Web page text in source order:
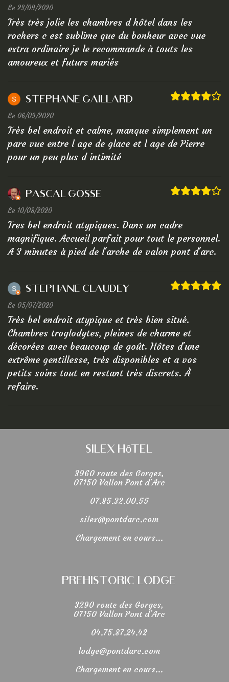
Le 23/09/2020
Très très jolie les chambres d hôtel dans les
rochers c est sublime que du bonheur avec vue
extra ordinaire je le recommande à touts les
amoureux et futurs mariés
Stephane GAILLARD
Le 06/09/2020
Très bel endroit et calme, manque simplement un
pare vue entre l age de glace et l age de Pierre
pour un peu plus d intimité
Pascal Gosse
Le 10/08/2020
Tres bel endroit atypiques. Dans un cadre
magnifique. Accueil parfait pour tout le personnel.
A 3 minutes à pied de l'arche de valon pont d'arc.
Stephane Claudey
Le 05/07/2020
Très bel endroit atypique et très bien situé.
Chambres troglodytes, pleines de charme et
décorées avec beaucoup de goût. Hôtes d'une
extrême gentillesse, très disponibles et a vos
petits soins tout en restant très discrets. À
refaire.
Silex Hôtel
3960 route des Gorges,
07150 Vallon Pont d'Arc
07.85.32.00.55
silex@pontdarc.com
Chargement en cours...
Prehistoric Lodge
3290 route des Gorges,
07150 Vallon Pont d'Arc
04.75.87.24.42
lodge@pontdarc.com
Chargement en cours...